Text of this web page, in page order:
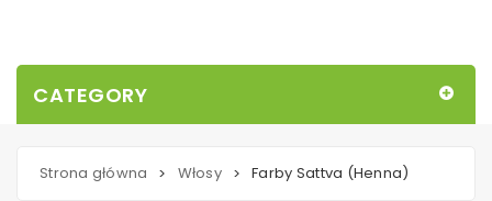
CATEGORY
Strona główna > Włosy > Farby Sattva (Henna)